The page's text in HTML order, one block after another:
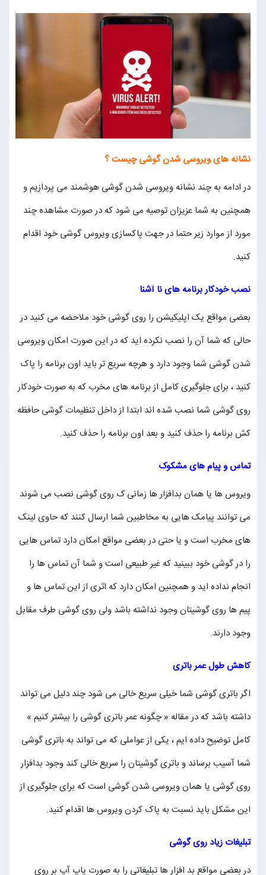
نشانه های ویروسی شدن گوشی چیست ؟
در ادامه به چند نشانه ویروسی شدن گوشی هوشمند می پردازیم و
همچنین به شما عزیزان توصیه می شود که در صورت مشاهده چند
مورد از موارد زیر حتما در جهت پاکسازی ویروس گوشی خود اقدام
کنید.
نصب خودکار برنامه های نا آشنا
بعضی مواقع یک اپلیکیشن را روی گوشی خود ملاحضه می کنید در
حالی که شما آن را نصب نکرده اید که در این صورت امکان ویروسی
شدن گوشی شما وجود دارد و هرچه سریع تر باید اون برنامه را پاک
کنید ، برای جلوگیری کامل از برنامه های مخرب که به صورت خودکار
روی گوشی شما نصب شده اند ابتدا از داخل تنظیمات گوشی حافظه
کش برنامه را حذف کنید و بعد اون برنامه را حذف کنید.
تماس و پیام های مشکوک
ویروس ها یا همان بدافزار ها زمانی ک روی گوشی نصب می شوند
می توانند پیامک هایی به مخاطبین شما ارسال کنند که حاوی لینک
های مخرب است و یا حتی در بعضی مواقع امکان دارد تماس هایی
را در گوشی خود ببینید که غیر طبیعی است و شما آن تماس ها را
انجام نداده اید و همچنین امکان دارد که اثری از این تماس ها و
پیم ها روی گوشیتان وجود نداشته باشد ولی روی گوشی طرف مقابل
وجود دارند.
کاهش طول عمر باتری
اگر باتری گوشی شما خیلی سریع خالی می شود چند دلیل می تواند
داشته باشد که در مقاله « چگونه عمر باتری گوشی را بیشتر کنیم »
کامل توضیح داده ایم ، یکی از عواملی که می تواند به باتری گوشی
شما آسیب برساند و باتری گوشیتان را سریع خالی کند وجود بدافزار
روی گوشی یا همان ویروسی شدن گوشی است که برای جلوگیری از
این مشکل باید نسبت به پاک کردن ویروس ها اقدام کنید.
تبلیغات زیاد روی گوشی
در بعضی مواقع بد افزار ها تبلیغاتی را به صورت پاپ آپ بر روی